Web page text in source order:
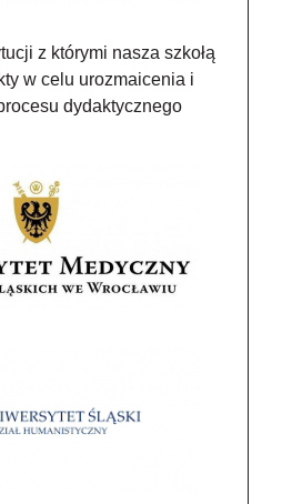
z którymi nasza szkołą
w celu urozmaicenia i
dydaktycznego